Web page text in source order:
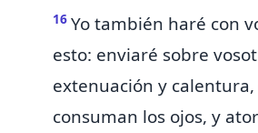
16 Yo también haré con
esto: enviaré sobre
extenuación y calentura,
consuman los ojos, y